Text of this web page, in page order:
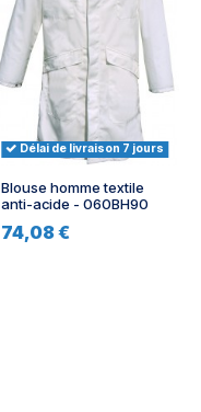
Délai de livraison 7 jours
Blouse homme textile
anti-acide - 060BH90
74,08 €